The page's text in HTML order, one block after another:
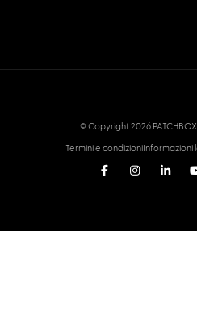
© Copyright 2026
Termini e condizioniInformazioni